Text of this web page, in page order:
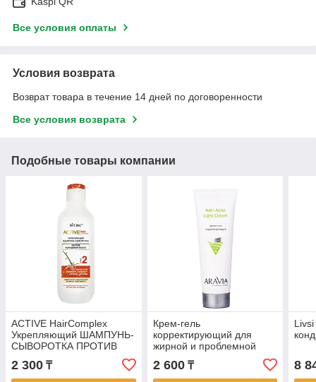
Все условия оплаты
Условия возврата
Возврат товара в течение 14 дней по договоренности
Все условия возврата
Подобные товары компании
ACTIVE HairComplex
Укрепляющий ШАМПУНЬ-
СЫВОРОТКА ПРОТИВ
ВЫПАДЕНИЯ ВОЛОС
250мл
2 300 ₸
Крем-гель
корректирующий для
жирной и проблемной
кожи Anti-Acne Light
Cream ARAVIA, 50 мл
2 600₸ 8